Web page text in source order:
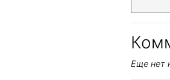
Еще нет